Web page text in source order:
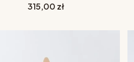
Cena
315,00 zł